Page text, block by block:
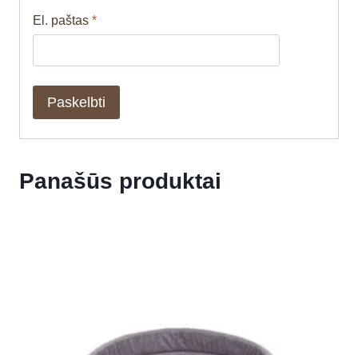
El. paštas *
Panašūs produktai